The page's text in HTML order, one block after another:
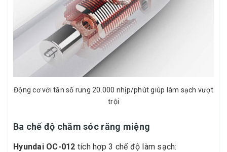
Động cơ với tần số rung 20.000 nhịp/phút giúp làm sạch vượt
trội
Ba chế độ chăm sóc răng miệng
Hyundai OC-012 tích hợp 3 chế độ làm sạch: